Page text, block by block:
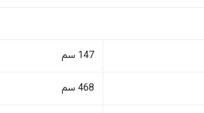
147 سم
468 سم